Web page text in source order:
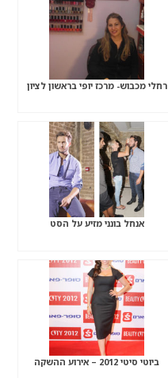
רחלי מכבוש- מרכז יופי בראשון לציון
אנחל בונני מזיע על הסט
ביוטי סיטי 2012 – אירוע ההשקה